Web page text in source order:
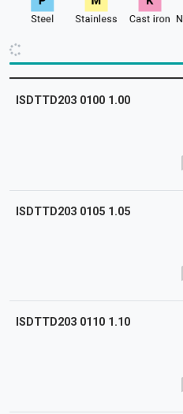
ISDTTD203 0100 1.00
ISDTTD203 0105 1.05
ISDTTD203 0110 1.10